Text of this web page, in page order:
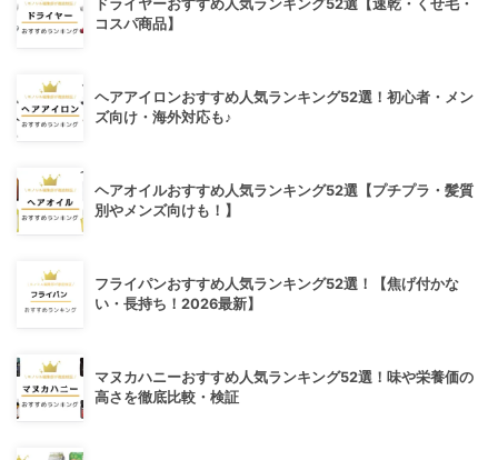
ドライヤーおすすめ人気ランキング52選【速乾・くせ毛・
コスパ商品】
ヘアアイロンおすすめ人気ランキング52選！初心者・メン
ズ向け・海外対応も♪
ヘアオイルおすすめ人気ランキング52選【プチプラ・髪質
別やメンズ向けも！】
フライパンおすすめ人気ランキング52選！【焦げ付かな
い・長持ち！2026最新】
マヌカハニーおすすめ人気ランキング52選！味や栄養価の
高さを徹底比較・検証